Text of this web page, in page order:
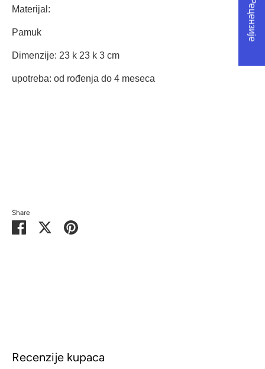
Materijal:
Pamuk
Dimenzije: 23 k 23 k 3 cm
upotreba: od rođenja do 4 meseca
Share
Share
SharePin
Recenzije kupaca
★ Рецензије